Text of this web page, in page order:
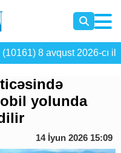
8 avqust 2026-cı il
yolunda
14 İyun 2026 15:09